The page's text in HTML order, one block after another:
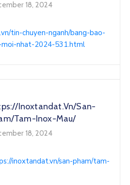
18, 2024
tin-chuyen-nganh/bang-bao-
nhat-2024-531.html
inoxtandat.vn/san-
tam-Inox-Mau/
18, 2024
inoxtandat.vn/san-pham/tam-